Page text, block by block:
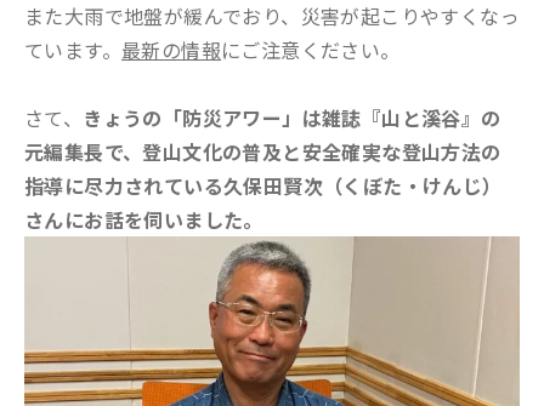
また大雨で地盤が緩んでおり、災害が起こりやすくなっ
ています。 最新の情報にご注意ください。
さて、 きょうの「防災アワー」は雑誌『山と溪谷』の
元編集長で、登山文化の普及と安全確実な登山方法の
指導に尽力されている久保田賢次（くぼた・けんじ）
さんにお話を伺いました。